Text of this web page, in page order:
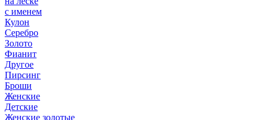
с именем
Кулон
Серебро
Золото
Фианит
Другое
Пирсинг
Броши
Женские
Детские
Женские золотые